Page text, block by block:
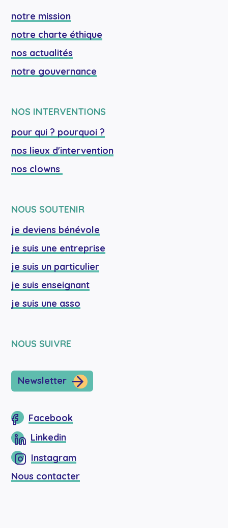
notre mission
notre charte éthique
nos actualités
notre gouvernance
NOS INTERVENTIONS
pour qui ? pourquoi ?
nos lieux d'intervention
nos clowns
NOUS SOUTENIR
je deviens bénévole
je suis une entreprise
je suis un particulier
je suis enseignant
je suis une asso
NOUS SUIVRE
Newsletter
Facebook
Linkedin
Instagram
Nous contacter